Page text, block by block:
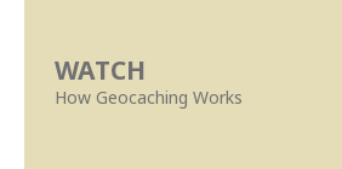
WATCH
How Geocaching Works